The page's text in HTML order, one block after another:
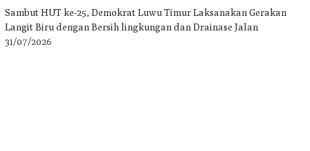
Sambut HUT ke-25, Demokrat Luwu Timur Laksanakan Gerakan
Langit Biru dengan Bersih lingkungan dan Drainase Jalan
31/07/2026